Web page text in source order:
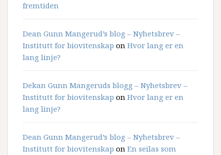
fremtiden
Dean Gunn Mangerud’s blog – Nyhetsbrev –
Institutt for biovitenskap on Hvor lang er en
lang linje?
Dekan Gunn Mangeruds blogg – Nyhetsbrev –
Institutt for biovitenskap on Hvor lang er en
lang linje?
Dean Gunn Mangerud’s blog – Nyhetsbrev –
Institutt for biovitenskap on En seilas som